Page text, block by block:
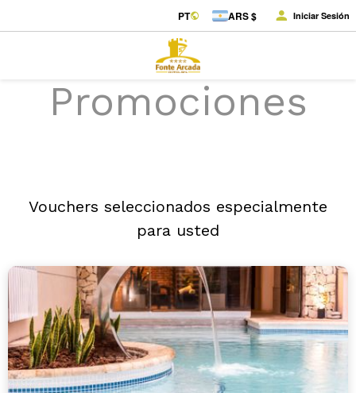
PT ARS $ Iniciar Sesión
Promociones
Vouchers seleccionados especialmente
para usted